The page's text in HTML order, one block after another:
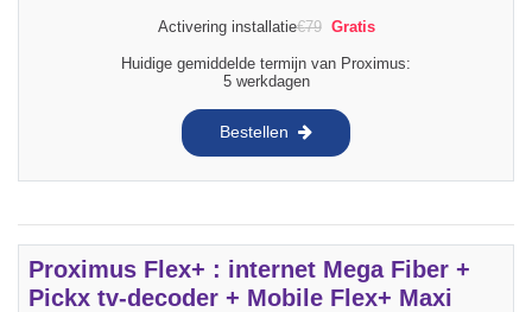
Activering installatie€79 Gratis
Huidige gemiddelde termijn van Proximus:
5 werkdagen
Bestellen
Proximus Flex+ : internet Mega Fiber +
Pickx tv-decoder + Mobile Flex+ Maxi